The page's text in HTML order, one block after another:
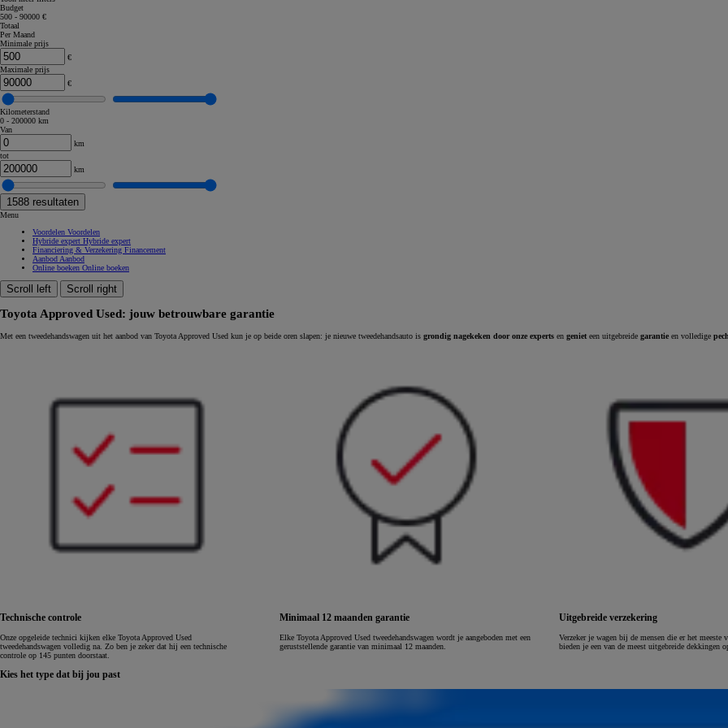
Corolla Touring Sports
HYBRIDE
Vanaf
ELEKTRISCH
Budget
500 - 90000 €
Totaal
Per Maand
Minimale prijs
€
Maximale prijs
€
Kilometerstand
0 - 200000 km
Van
km
tot
km
1588 resultaten
Menu
Voordelen Voordelen
Hybride expert Hybride expert
Financiering & Verzekering Financement
Aanbod Aanbod
Online boeken Online boeken
Scroll left Scroll right
Toyota Approved Used: jouw betrouwbare garantie
Met een tweedehandswagen uit het aanbod van Toyota Approved Used kun je op beide oren slapen: je nieuwe tweedehandsauto is grondig nagekeken door onze experts en geniet een uitgebreide garantie en volledige
Technische controle
Onze opgeleide technici kijken elke Toyota Approved Used
tweedehandswagen volledig na. Zo ben je zeker dat hij een technische
controle op 145 punten doorstaat.
Minimaal 12 maanden garantie
Elke Toyota Approved Used tweedehandswagen wordt je aangeboden met een
geruststellende garantie van minimaal 12 maanden.
Uitgebreide verzekering
Verzeker je wagen bij de mensen die er het meeste
bieden je een van de meest uitgebreide dekkingen
Kies het type dat bij jou past